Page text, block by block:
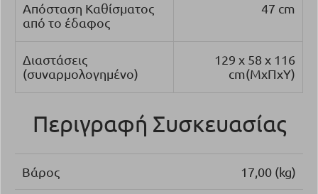
Απόσταση Καθίσματος
από το έδαφος
47 cm
Διαστάσεις
(συναρμολογημένο)
129 x 58 x 116
cm(ΜxΠxΥ)
Περιγραφή Συσκευασίας
Βάρος 17,00 (kg)